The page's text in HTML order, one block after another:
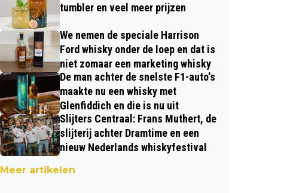
tumbler en veel meer prijzen
We nemen de speciale Harrison
Ford whisky onder de loep en dat is
niet zomaar een marketing whisky
De man achter de snelste F1-auto's
maakte nu een whisky met
Glenfiddich en die is nu uit
Slijters Centraal: Frans Muthert, de
slijterij achter Dramtime en een
nieuw Nederlands whiskyfestival
Meer artikelen